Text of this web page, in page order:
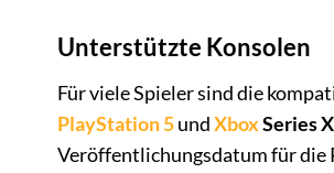
Unterstützte Konsolen
Für viele Spieler sind die
PlayStation 5undXboxSeries
Veröffentlichungsdatum für die